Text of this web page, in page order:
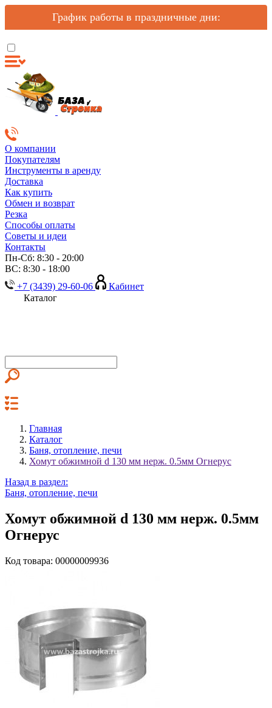
График работы в праздничные дни:
О компании
Покупателям
Инструменты в аренду
Доставка
Как купить
Обмен и возврат
Резка
Способы оплаты
Советы и идеи
Контакты
Пн-Сб: 8:30 - 20:00
ВС: 8:30 - 18:00
+7 (3439) 29-60-06
Кабинет
Каталог
Главная
Каталог
Баня, отопление, печи
Хомут обжимной d 130 мм нерж. 0.5мм Огнерус
Назад в раздел:
Баня, отопление, печи
Хомут обжимной d 130 мм нерж. 0.5мм
Огнерус
Код товара: 00000009936